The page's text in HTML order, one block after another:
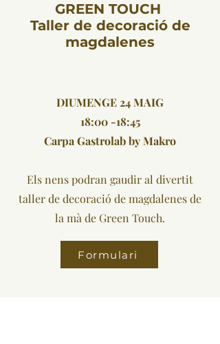
GREEN TOUCH
Taller de decoració de
magdalenes
DIUMENGE 24 MAIG
18:00 -18:45
Carpa Gastrolab by Makro
Els nens podran gaudir al divertit
taller de decoració de magdalenes de
la mà de Green Touch.
Formulari